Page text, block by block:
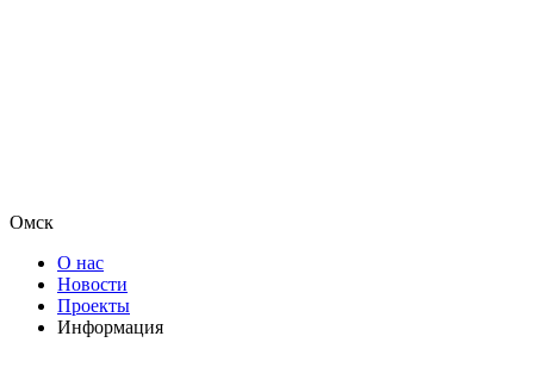
Омск
О нас
Новости
Проекты
Информация